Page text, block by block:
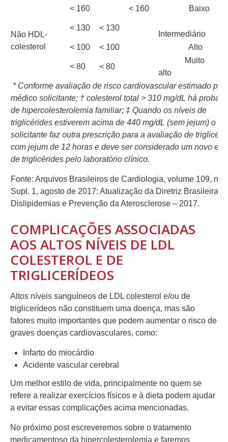
Não HDL-
colesterol
< 160 < 160 Baixo
< 130 < 130
Intermediário
< 100
< 100 Alto
< 80 < 80
Muito
alto
* Conforme avaliação de risco cardiovascular estimado
médico solicitante; † colesterol total > 310 mg/dL há
de hipercolesterolemia familiar; ‡ Quando os níveis de
triglicérides estiverem acima de 440 mg/dL (sem jejum) o
solicitante faz outra prescrição para a avaliação de
com jejum de 12 horas e deve ser considerado um novo
de triglicérides pelo laboratório clínico.
Fonte: Arquivos Brasileiros de Cardiologia, volume 109, n
Supl. 1, agosto de 2017: Atualização da Diretriz Brasileira
Dislipidemias e Prevenção da Aterosclerose – 2017.
COMPLICAÇÕES ASSOCIADAS
AOS ALTOS NÍVEIS DE LDL
COLESTEROL E DE
TRIGLICERÍDEOS
Altos níveis sanguíneos de LDL colesterol e/ou de
triglicerídeos não constituem uma doença, mas são
fatores muito importantes que podem aumentar o risco de
graves doenças cardiovasculares, como:
Infarto do miocárdio
Acidente vascular cerebral
Um melhor estilo de vida, principalmente no quem se
refere a realizar exercícios físicos e à dieta podem ajudar
a evitar essas complicações acima mencionadas.
No próximo post escreveremos sobre o tratamento
medicamentoso da hipercolesterolemia e faremos